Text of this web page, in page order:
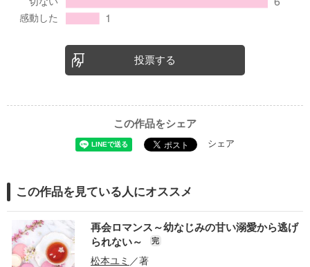
投票する
この作品をシェア
シェア
この作品を見ている人にオススメ
再会ロマンス～幼なじみの甘い溺愛から逃げ
られない～
完
松本ユミ ／著